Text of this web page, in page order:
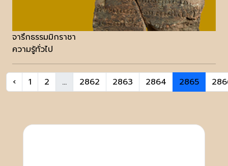
จารึกธรรมมิกราชา
ความรู้ทั่วไป
‹ 1 2 ... 2862 2863 2864 2865